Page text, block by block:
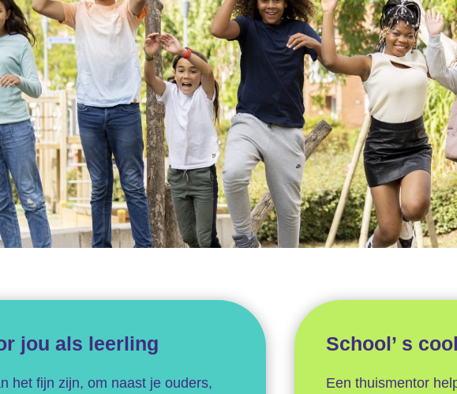
jou als leerling
het fijn zijn, om naast je ouders,
School’ s
Een thuismentor